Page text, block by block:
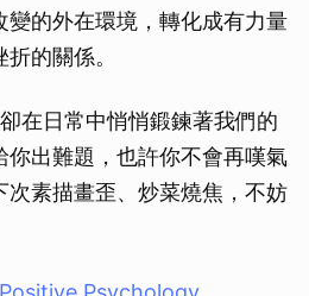
變的外在環境，轉化成有力量
的關係。
在日常中悄悄鍛鍊著我們的
你出難題，也許你不會再嘆氣
次素描畫歪、炒菜燒焦，不妨